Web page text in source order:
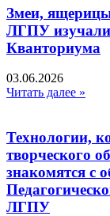
Змеи,
ЛГПУ
Кванториума
03.06.2026
Читать далее »
Технологии,
творческого
знакомятся с
ЛГПУ